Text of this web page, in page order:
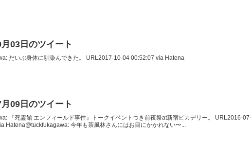
03日のツイート
だいぶ身体に馴染んできた。 URL2017-10-04 00:52:07 via Hatena
09日のツイート
『死霊館 エンフィールド事件』トークイベントつき前夜祭at新宿ピカデリー。 URL2016-07-
Hatena@tuckfukagawa: 今年も茶風林さんにはお目にかかれない〜...